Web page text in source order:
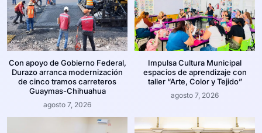
Con apoyo de Gobierno Federal,
Durazo arranca modernización
de cinco tramos carreteros
Guaymas-Chihuahua
agosto 7, 2026
Impulsa Cultura Municipal
espacios de aprendizaje con
taller “Arte, Color y Tejido”
agosto 7, 2026